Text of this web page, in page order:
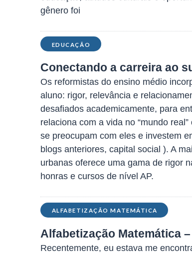
gênero foi
EDUCAÇÃO
Conectando a carreira ao
Os reformistas do ensino médio
aluno: rigor, relevância e
desafiados academicamente, para
relaciona com a vida no “mundo
se preocupam com eles e investem
blogs anteriores, capital social ). A
urbanas oferece uma gama de rigor
honras e cursos de nível AP.
ALFABETIZAÇÃO MATEMÁTICA
Alfabetização Matemática
Recentemente, eu estava me